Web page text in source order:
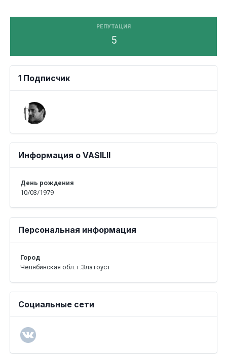
РЕПУТАЦИЯ
5
1 Подписчик
Информация о VASILII
День рождения
10/03/1979
Персональная информация
Город
Челябинская обл. г.Златоуст
Социальные сети